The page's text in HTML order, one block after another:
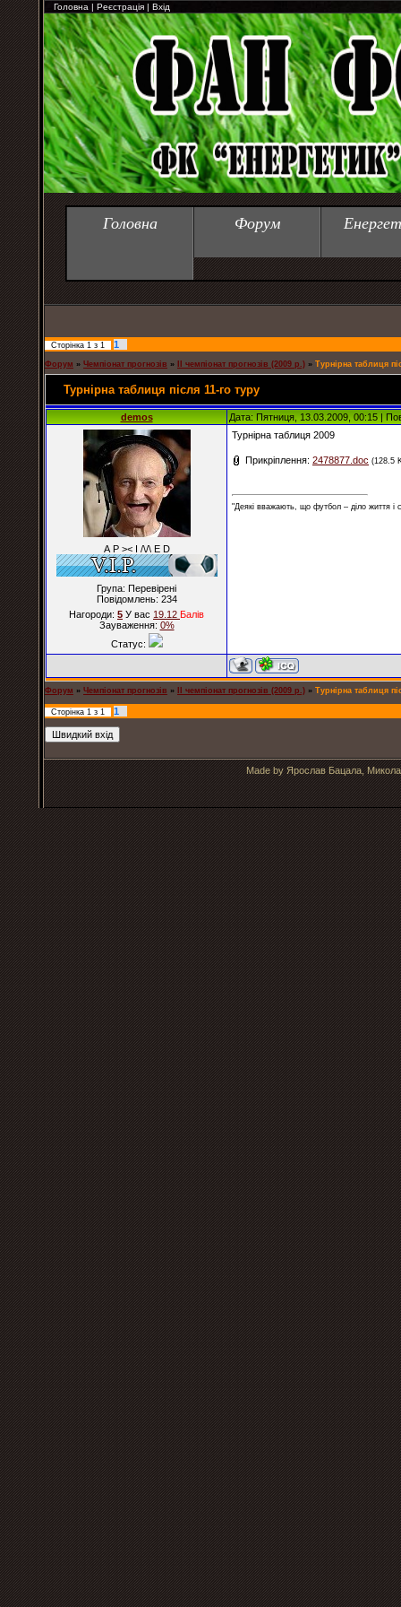
Головна | Реєстрація | Вхід
Головна Форум
Сторінка 1 з 1 1
Форум » Чемпіонат прогнозів » ІІ чемпіонат прогнозів (2009 р.) » Турнірна таблиця
Турнірна таблиця після 11-го туру
demos Дата: Пятниця, 13.03.2009, 00:15 |
А Р >< I /\/\ E D
Група: Перевірені
Повідомлень: 234
Нагороди: 5 У вас 19.12 Балiв
Зауваження: 0%
Статус:
Турнірна таблиця 2009
Прикріплення: 2478877.doc (128.5
"Деякі вважають, що футбол – діло життя
Форум » Чемпіонат прогнозів » ІІ чемпіонат прогнозів (2009 р.) » Турнірна таблиця
Сторінка 1 з 1 1
Made by Ярослав Бацала,